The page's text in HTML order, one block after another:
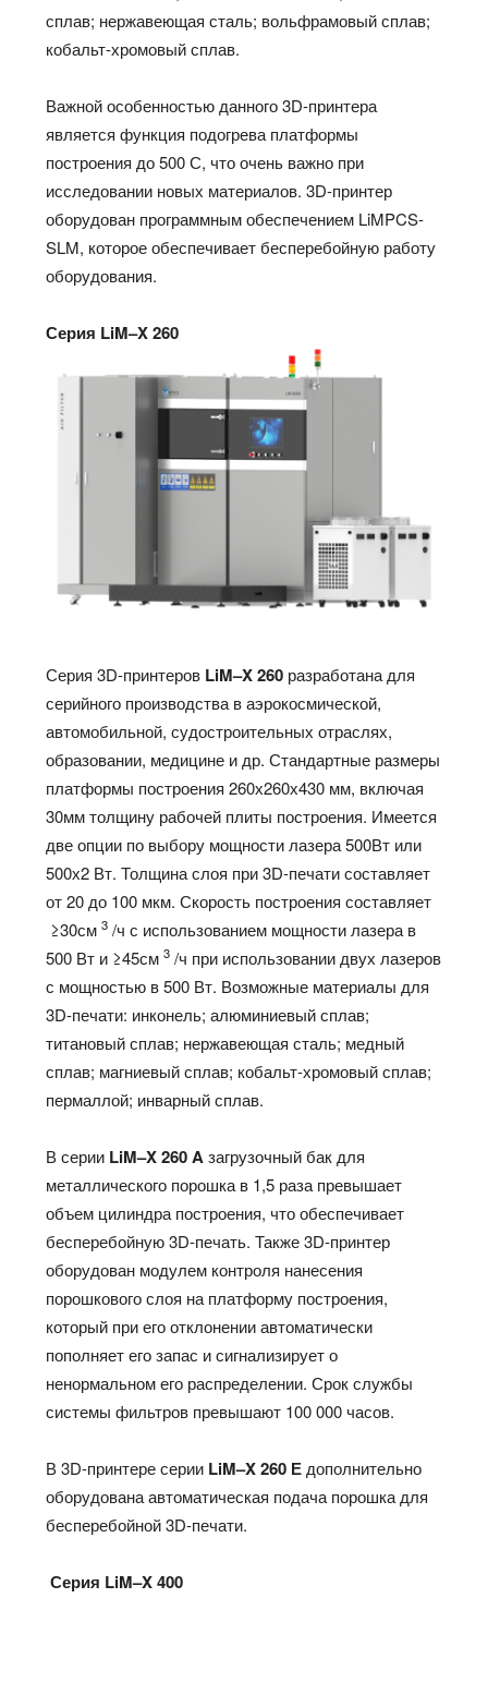
сплав; нержавеющая сталь; вольфрамовый сплав;
кобальт-хромовый сплав.
Важной особенностью данного 3D-принтера
является функция подогрева платформы
построения до 500 С, что очень важно при
исследовании новых материалов. 3D-принтер
оборудован программным обеспечением LiMPCS-
SLM, которое обеспечивает бесперебойную работу
оборудования.
Серия LiM–X260
Серия 3D-принтеров LiM–X260 разработана для
серийного производства в аэрокосмической,
автомобильной, судостроительных отраслях,
образовании, медицине и др. Стандартные размеры
платформы построения 260х260х430 мм, включая
30мм толщину рабочей плиты построения. Имеется
две опции по выбору мощности лазера 500Вт или
500х2 Вт. Толщина слоя при 3D-печати составляет
от 20 до 100 мкм. Скорость построения составляет
≥30см3 /ч с использованием мощности лазера в
500 Вт и ≥45см3 /ч при использовании двух лазеров
с мощностью в 500 Вт. Возможные материалы для
3D-печати: инконель; алюминиевый сплав;
титановый сплав; нержавеющая сталь; медный
сплав; магниевый сплав; кобальт-хромовый сплав;
пермаллой; инварный сплав.
В серии LiM–X260Aзагрузочный бак для
металлического порошка в 1,5 раза превышает
объем цилиндра построения, что обеспечивает
бесперебойную 3D-печать. Также 3D-принтер
оборудован модулем контроля нанесения
порошкового слоя на платформу построения,
который при его отклонении автоматически
пополняет его запас и сигнализирует о
ненормальном его распределении. Срок службы
системы фильтров превышают 100 000 часов.
В 3D-принтере серии LiM–X260 Е дополнительно
оборудована автоматическая подача порошка для
бесперебойной 3D-печати.
Серия LiM–X 400